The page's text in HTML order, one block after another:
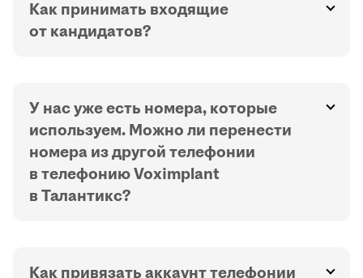
Как принимать входящие
от кандидатов?
У нас уже есть номера, которые
используем. Можно ли перенести
номера из другой телефонии
в телефонию Voximplant
в Талантикс?
Как привязать аккаунт телефонии